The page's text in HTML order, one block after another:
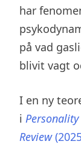
har
på vad
blivit vagt
I en ny
i
Review